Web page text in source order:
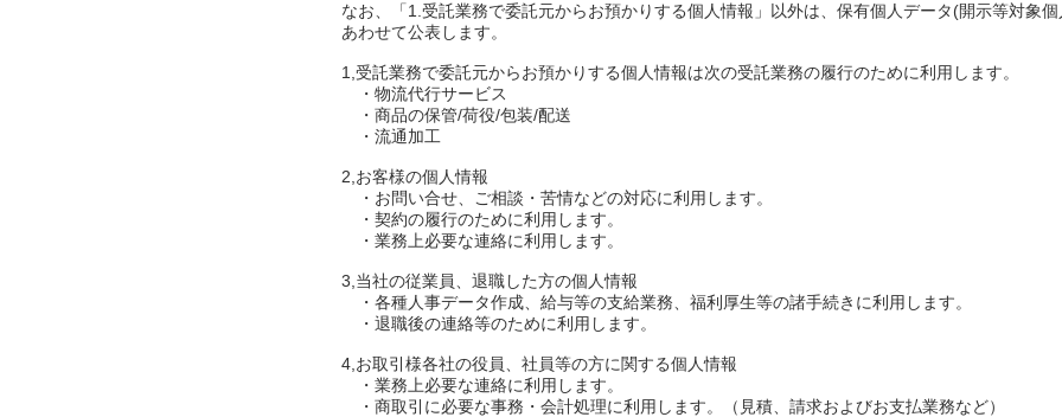
なお、「1.受託業務で委託元からお預かりする個人情報」以外は、保有個人データ(開示等対象
あわせて公表します。
1,受託業務で委託元からお預かりする個人情報は次の受託業務の履行のために利用します。
・物流代行サービス
・商品の保管/荷役/包装/配送
・流通加工
2,お客様の個人情報
・お問い合せ、ご相談・苦情などの対応に利用します。
・契約の履行のために利用します。
・業務上必要な連絡に利用します。
3,当社の従業員、退職した方の個人情報
・各種人事データ作成、給与等の支給業務、福利厚生等の諸手続きに利用します。
・退職後の連絡等のために利用します。
4,お取引様各社の役員、社員等の方に関する個人情報
・業務上必要な連絡に利用します。
・商取引に必要な事務・会計処理に利用します。（見積、請求およびお支払業務など）